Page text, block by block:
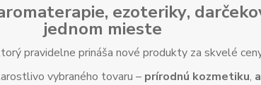
, ezoteriky,
jednom mieste
pravidelne prináša nové produkty za skvelé
vybraného tovaru – prírodnú kozmetiku,